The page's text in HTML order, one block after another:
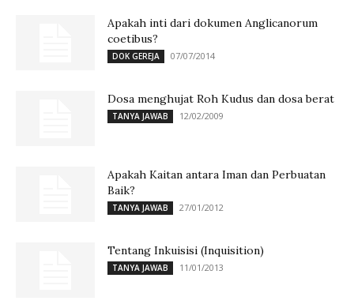
Apakah inti dari dokumen Anglicanorum
coetibus?
DOK GEREJA 07/07/2014
Dosa menghujat Roh Kudus dan dosa berat
TANYA JAWAB 12/02/2009
Apakah Kaitan antara Iman dan Perbuatan
Baik?
TANYA JAWAB 27/01/2012
Tentang Inkuisisi (Inquisition)
TANYA JAWAB 11/01/2013